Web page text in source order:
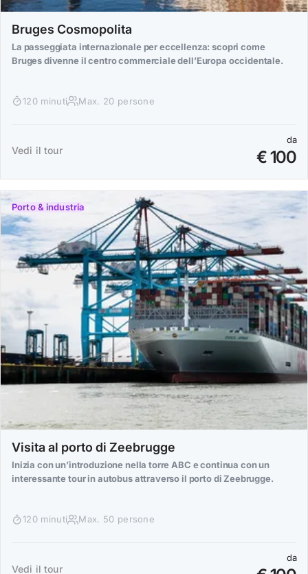
Bruges Cosmopolita
La passeggiata internazionale per eccellenza: scopri come
Bruges divenne il centro commerciale dell’Europa occidentale.
120 minuti Max. 20 persone
Vedi il tour
da
€ 100
Porto & industria
Visita al porto di Zeebrugge
Inizia con un’introduzione nella torre ABC e continua con un
interessante tour in autobus attraverso il porto di Zeebrugge.
120 minuti Max. 50 persone
Vedi il tour
da